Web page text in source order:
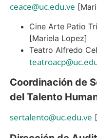
ceace@uc.edu.ve
Cine Arte Patio
[Mariela Lopez]
Teatro Alfredo
Coordinación de
del Talento
sertalento@uc.edu.ve